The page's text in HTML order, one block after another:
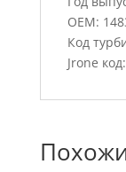
OEM:
Код
Jrone